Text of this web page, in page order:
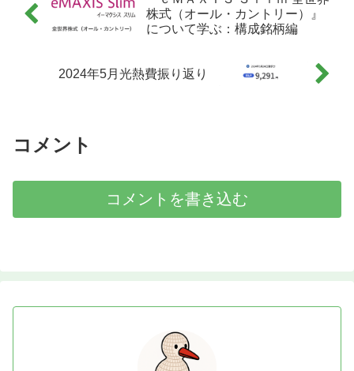
株式（オール・カントリー）』
について学ぶ：構成銘柄編
2024年5月光熱費振り返り
コメント
コメントを書き込む